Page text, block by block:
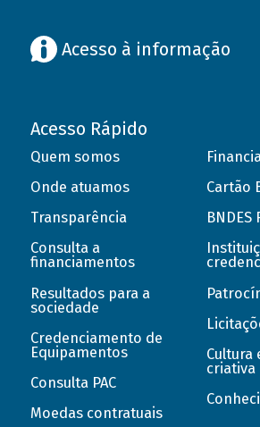
Acesso à informação
Acesso Rápido
Quem somos
Onde atuamos
Transparência
Consulta a
financiamentos
Resultados para a
sociedade
Credenciamento de
Equipamentos
Consulta PAC
Moedas contratuais
Cartão
BNDES
Cultura
criativa